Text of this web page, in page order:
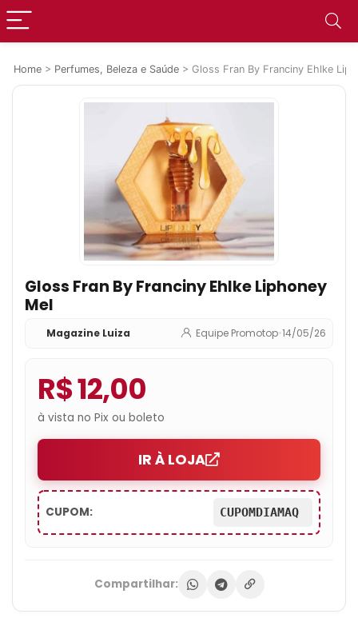
Home > Perfumes, Beleza e Saúde > Gloss Fran By Franciny Ehlke
Gloss Fran By Franciny Ehlke Liphoney
Mel
Magazine Luiza Equipe Promotop•14/05/26
R$ 12,00
à vista no Pix ou boleto
IR À LOJA
CUPOM: CUPOMDIAMAQ
Compartilhar: